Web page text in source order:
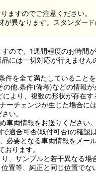
ますのでご注意ください。
が異なります。スタンダー
ので、1週間程度のお時間が
には一切対応が行えません
件を全て満たしていることを
他.条件(備考)などの情報が
より、複数の形状が存在す
ーチェンジが生じた場合に
い。
車両情報をお送りください。
適合可否(取付可否)の確認
必要となる車両情報をメー
ります。
、サンプルと若干異なる場
置等、純正と同じ位置でな